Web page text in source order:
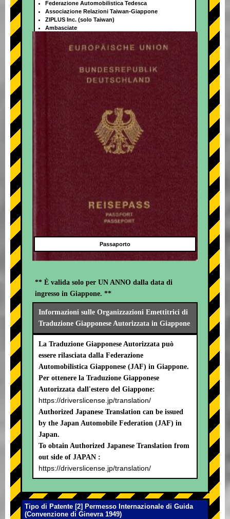
+
Federazione Automobilistica Tedesca
Associazione Relazioni Taiwan-Giappone
ZIPLUS Inc. (solo Taiwan)
Ambasciate
Passaporto
** È valida solo per UN ANNO dalla data di
ingresso in Giappone. **
Informazioni sulle Organizzazioni Emettitrici di
Traduzione Giapponese Autorizzata in Giappone
La Traduzione Giapponese Autorizzata può
essere rilasciata dalla Federazione
Automobilistica Giapponese (JAF) in Giappone.
Per ottenere la Traduzione Giapponese
Autorizzata dall'estero del Giappone:
https://driverslicense.jp/translation/
Authorized Japanese Translation can be issued
by the Japan Automobile Federation (JAF) in
Japan.
To obtain Authorized Japanese Translation from
out side of JAPAN :
https://driverslicense.jp/translation/
Tipo di Patente [2] Permesso Internazionale di Guida
(Convenzione di Ginevra 1949)